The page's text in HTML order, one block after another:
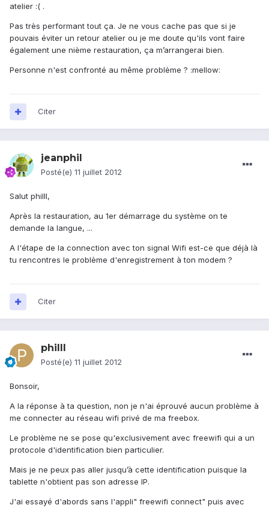
atelier :( .
Pas très performant tout ça. Je ne vous cache pas que si je
pouvais éviter un retour atelier ou je me doute qu'ils vont faire
également une nième restauration, ça m’arrangerai bien.
Personne n'est confronté au même problème ? :mellow:
Citer
jeanphil
Posté(e) 11 juillet 2012
Salut philll,
Après la restauration, au 1er démarrage du système on te
demande la langue, ...
A l'étape de la connection avec ton signal Wifi est-ce que déjà là
tu rencontres le problème d'enregistrement à ton modem ?
Citer
philll
Posté(e) 11 juillet 2012
Bonsoir,
A la réponse à ta question, non je n'ai éprouvé aucun problème à
me connecter au réseau wifi privé de ma freebox.
Le problème ne se pose qu'exclusivement avec freewifi qui a un
protocole d'identification bien particulier.
Mais je ne peux pas aller jusqu’à cette identification puisque la
tablette n'obtient pas son adresse IP.
J'ai essayé d'abords sans l'appli" freewifi connect" puis avec